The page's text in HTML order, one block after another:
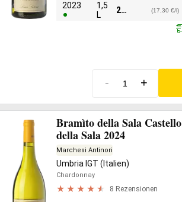
2023
1,5
L
25,95 (17,30 €/l)
- +
Bramìto della Sala Castello
della Sala 2024
Marchesi Antinori
Umbria IGT (Italien)
Chardonnay
8 Rezensionen